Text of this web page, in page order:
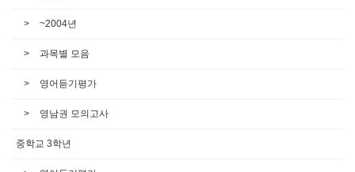
~2004년
과목별 모음
영어듣기평가
영남권 모의고사
중학교 3학년